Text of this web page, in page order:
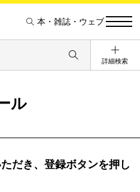
本・雑誌・ウェブ
詳細検索
ル
だき、登録ボタンを押し